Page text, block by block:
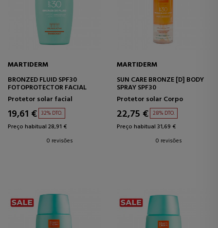
MARTIDERM
BRONZED FLUID SPF30
FOTOPROTECTOR FACIAL
Protetor solar facial
19,61 € 32% DTO.
Preço habitual 28,91 €
0 revisões
MARTIDERM
SUN CARE BRONZE [D] BODY
SPRAY SPF30
Protetor solar Corpo
22,75 € 28% DTO.
Preço habitual 31,69 €
0 revisões